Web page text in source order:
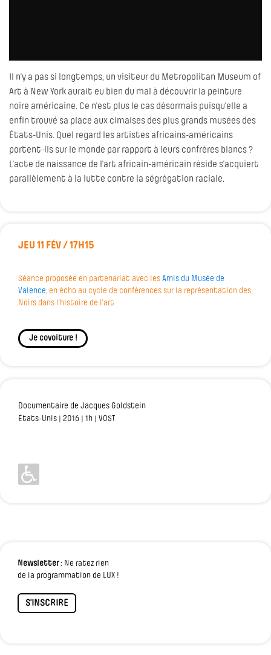
Il n’y a pas si longtemps, un visiteur du Metropolitan Museum of
Art à New York aurait eu bien du mal à découvrir la peinture
noire américaine. Ce n’est plus le cas désormais puisqu’elle a
enfin trouvé sa place aux cimaises des plus grands musées des
États-Unis. Quel regard les artistes africains-américains
portent-ils sur le monde par rapport à leurs confrères blancs ?
L’acte de naissance de l’art africain-américain réside s’acquiert
parallèlement à la lutte contre la ségrégation raciale.
JEU 11 FÉV / 17H15
Séance proposée en partenariat avec les Amis du Musée de
Valence, en écho au cycle de conférences sur la représentation des
Noirs dans l’histoire de l’art
Je covoiture !
Documentaire de Jacques Goldstein
États-Unis | 2016 | 1h | VOST
Newsletter: Ne ratez rien
de la programmation de LUX !
S'INSCRIRE